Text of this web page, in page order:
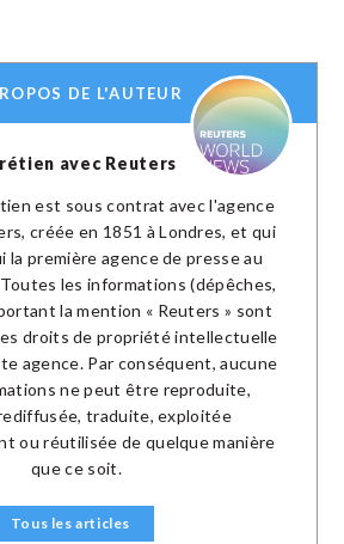
DE L'AUTEUR
avec Reuters
est sous contrat avec l'agence
créée en 1851 à Londres, et qui
la première agence de presse au
les informations (dépêches,
la mention « Reuters » sont
droits de propriété intellectuelle
agence. Par conséquent, aucune
ne peut être reproduite,
traduite, exploitée
ou réutilisée de quelque manière
que ce soit.
Tous les articles